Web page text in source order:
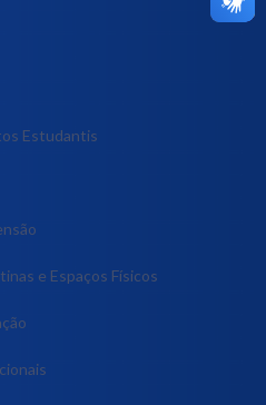
Estudantis
e Espaços Físicos